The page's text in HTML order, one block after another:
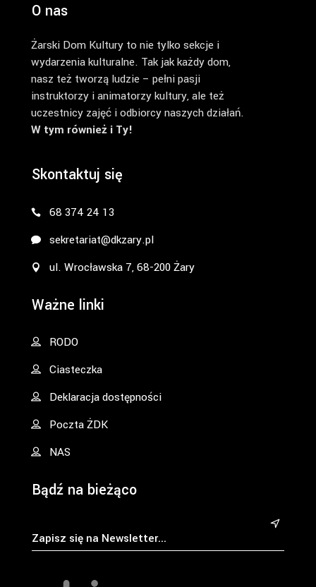
O nas
Żarski Dom Kultury to nie tylko sekcje i
wydarzenia kulturalne. Tak jak każdy dom,
nasz też tworzą ludzie – pełni pasji
instruktorzy i animatorzy kultury, ale też
uczestnicy zajęć i odbiorcy naszych działań.
W tym również i Ty!
Skontaktuj się
68 374 24 13
sekretariat@dkzary.pl
ul. Wrocławska 7, 68-200 Żary
Ważne linki
RODO
Ciasteczka
Deklaracja dostępności
Poczta ŻDK
NAS
Bądź na bieżąco
&